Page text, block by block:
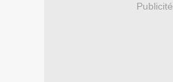
Publicité